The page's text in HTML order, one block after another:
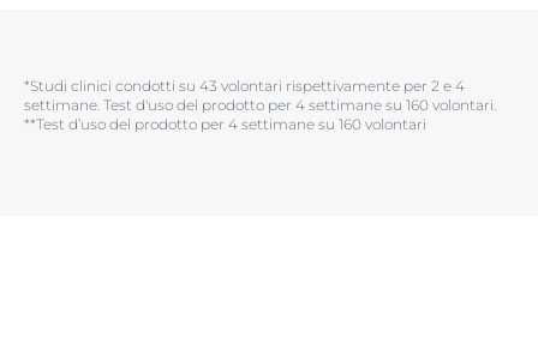
*Studi clinici condotti su 43 volontari rispettivamente per 2 e 4
settimane. Test d'uso del prodotto per 4 settimane su 160 volontari.​